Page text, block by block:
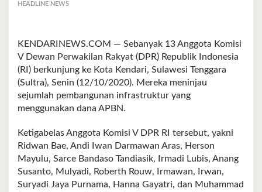
HEADLINE NEWS
KENDARINEWS.COM — Sebanyak 13 Anggota Komisi
V Dewan Perwakilan Rakyat (DPR) Republik Indonesia
(RI) berkunjung ke Kota Kendari, Sulawesi Tenggara
(Sultra), Senin (12/10/2020). Mereka meninjau
sejumlah pembangunan infrastruktur yang
menggunakan dana APBN.
Ketigabelas Anggota Komisi V DPR RI tersebut, yakni
Ridwan Bae, Andi Iwan Darmawan Aras, Herson
Mayulu, Sarce Bandaso Tandiasik, Irmadi Lubis, Anang
Susanto, Mulyadi, Roberth Rouw, Irmawan, Irwan,
Suryadi Jaya Purnama, Hanna Gayatri, dan Muhammad